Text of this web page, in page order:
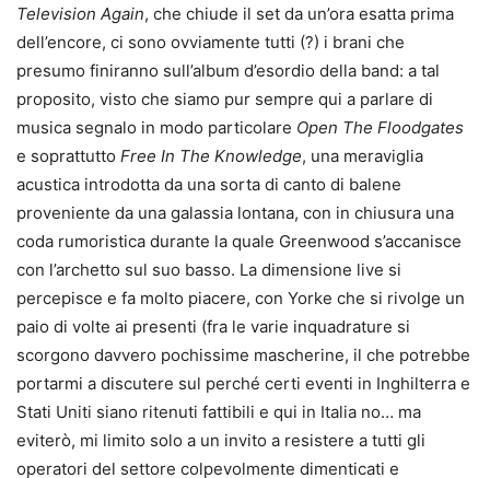
Television Again, che chiude il set da un’ora esatta prima
dell’encore, ci sono ovviamente tutti (?) i brani che
presumo finiranno sull’album d’esordio della band: a tal
proposito, visto che siamo pur sempre qui a parlare di
musica segnalo in modo particolare Open The Floodgates
e soprattutto Free In The Knowledge, una meraviglia
acustica introdotta da una sorta di canto di balene
proveniente da una galassia lontana, con in chiusura una
coda rumoristica durante la quale Greenwood s’accanisce
con l’archetto sul suo basso. La dimensione live si
percepisce e fa molto piacere, con Yorke che si rivolge un
paio di volte ai presenti (fra le varie inquadrature si
scorgono davvero pochissime mascherine, il che potrebbe
portarmi a discutere sul perché certi eventi in Inghilterra e
Stati Uniti siano ritenuti fattibili e qui in Italia no… ma
eviterò, mi limito solo a un invito a resistere a tutti gli
operatori del settore colpevolmente dimenticati e